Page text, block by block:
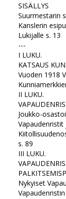
SISÄLLYS
Suurmestarin
Kanslerin
Lukijalle s. 13
---
I LUKU.
KATSAUS
Vuoden 1918
II LUKU.
Joukko-
s. 89
III LUKU.
Nykyiset